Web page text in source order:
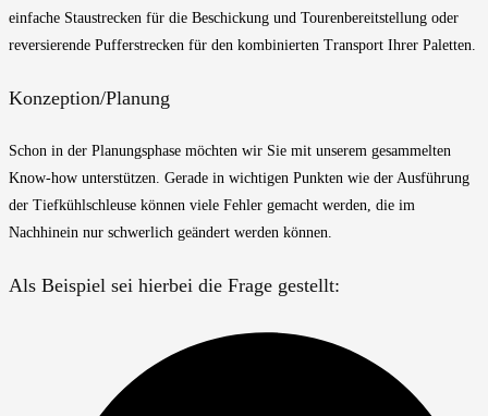
einfache Staustrecken für die Beschickung und Tourenbereitstellung oder
reversierende Pufferstrecken für den kombinierten Transport Ihrer Paletten.
Konzeption/Planung
Schon in der Planungsphase möchten wir Sie mit unserem gesammelten
Know-how unterstützen. Gerade in wichtigen Punkten wie der Ausführung
der Tiefkühlschleuse können viele Fehler gemacht werden, die im
Nachhinein nur schwerlich geändert werden können.
Als Beispiel sei hierbei die Frage gestellt: